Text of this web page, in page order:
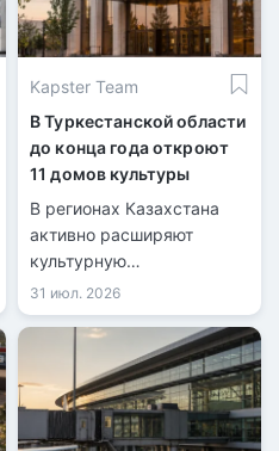
Kapster Team
В Туркестанской области
до конца года откроют
11 домов культуры
В регионах Казахстана
активно расширяют
культурную
инфраструктуру.
31 июл. 2026